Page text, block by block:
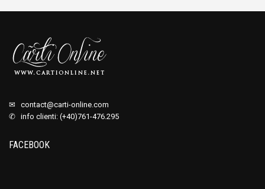
✉ contact@carti-online.com
✆ info clienti: (+40)761-476.295
FACEBOOK